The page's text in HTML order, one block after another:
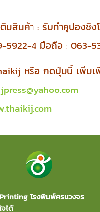
มสินค้า : รับทำคูปองชิง
5922-4 มือถือ : 063-
หรือ กดปุ่มนี้ เพิ่มเ
โรงพิมพ์ครบวงจร
ได้